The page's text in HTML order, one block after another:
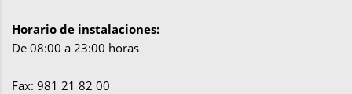
Horario de instalaciones:
De 08:00 a 23:00 horas
Fax: 981 21 82 00